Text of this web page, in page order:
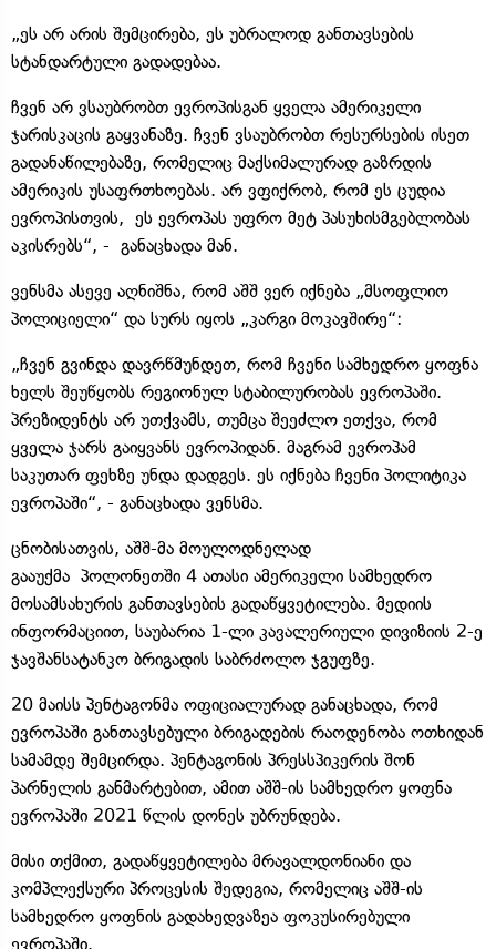
„ეს არ არის შემცირება, ეს უბრალოდ განთავსების
სტანდარტული გადადებაა.
ჩვენ არ ვსაუბრობთ ევროპისგან ყველა ამერიკელი
ჯარისკაცის გაყვანაზე. ჩვენ ვსაუბრობთ რესურსების ისეთ
გადანაწილებაზე, რომელიც მაქსიმალურად გაზრდის
ამერიკის უსაფრთხოებას. არ ვფიქრობ, რომ ეს ცუდია
ევროპისთვის, ეს ევროპას უფრო მეტ პასუხისმგებლობას
აკისრებს“, - განაცხადა მან.
ვენსმა ასევე აღნიშნა, რომ აშშ ვერ იქნება „მსოფლიო
პოლიციელი“ და სურს იყოს „კარგი მოკავშირე“:
„ჩვენ გვინდა დავრწმუნდეთ, რომ ჩვენი სამხედრო ყოფნა
ხელს შეუწყობს რეგიონულ სტაბილურობას ევროპაში.
პრეზიდენტს არ უთქვამს, თუმცა შეეძლო ეთქვა, რომ
ყველა ჯარს გაიყვანს ევროპიდან. მაგრამ ევროპამ
საკუთარ ფეხზე უნდა დადგეს. ეს იქნება ჩვენი პოლიტიკა
ევროპაში“, - განაცხადა ვენსმა.
ცნობისათვის, აშშ-მა მოულოდნელად
გააუქმა პოლონეთში 4 ათასი ამერიკელი სამხედრო
მოსამსახურის განთავსების გადაწყვეტილება. მედიის
ინფორმაციით, საუბარია 1-ლი კავალერიული დივიზიის 2-ე
ჯავშანსატანკო ბრიგადის საბრძოლო ჯგუფზე.
20 მაისს პენტაგონმა ოფიციალურად განაცხადა, რომ
ევროპაში განთავსებული ბრიგადების რაოდენობა ოთხიდან
სამამდე შემცირდა. პენტაგონის პრესსპიკერის შონ
პარნელის განმარტებით, ამით აშშ-ის სამხედრო ყოფნა
ევროპაში 2021 წლის დონეს უბრუნდება.
მისი თქმით, გადაწყვეტილება მრავალდონიანი და
კომპლექსური პროცესის შედეგია, რომელიც აშშ-ის
სამხედრო ყოფნის გადახედვაზეა ფოკუსირებული
ევროპაში.